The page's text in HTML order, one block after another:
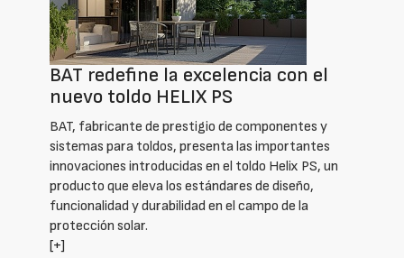
BAT redefine la excelencia con el
nuevo toldo HELIX PS
BAT, fabricante de prestigio de componentes y
sistemas para toldos, presenta las importantes
innovaciones introducidas en el toldo Helix PS, un
producto que eleva los estándares de diseño,
funcionalidad y durabilidad en el campo de la
protección solar.
[+]